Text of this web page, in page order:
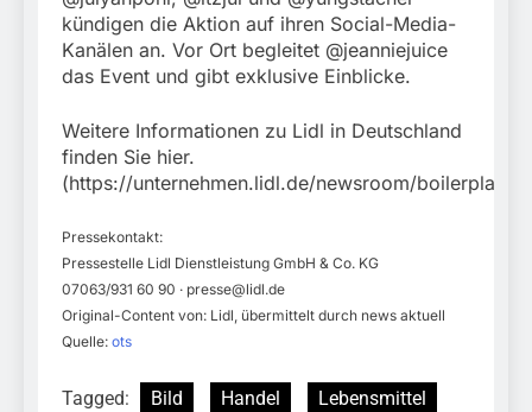
kündigen die Aktion auf ihren Social-Media-
Kanälen an. Vor Ort begleitet @jeanniejuice
das Event und gibt exklusive Einblicke.
Weitere Informationen zu Lidl in Deutschland
finden Sie hier.
(https://unternehmen.lidl.de/newsroom/boilerplate)
Pressekontakt:
Pressestelle Lidl Dienstleistung GmbH & Co. KG
07063/931 60 90 · presse@lidl.de
Original-Content von: Lidl, übermittelt durch news aktuell
Quelle: ots
Tagged: Bild Handel
Lebensmittel